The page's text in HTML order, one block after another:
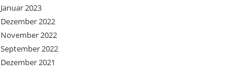
Januar 2023
Dezember 2022
November 2022
September 2022
Dezember 2021